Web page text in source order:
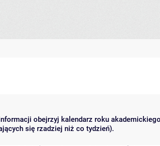
obejrzyj kalendarz roku
się rzadziej niż co tydzień).